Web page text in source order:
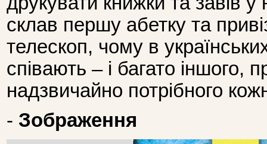
склав першу абетку та
телескоп, чому в
співають – і багато іншого,
надзвичайно потрібного
- Зображення